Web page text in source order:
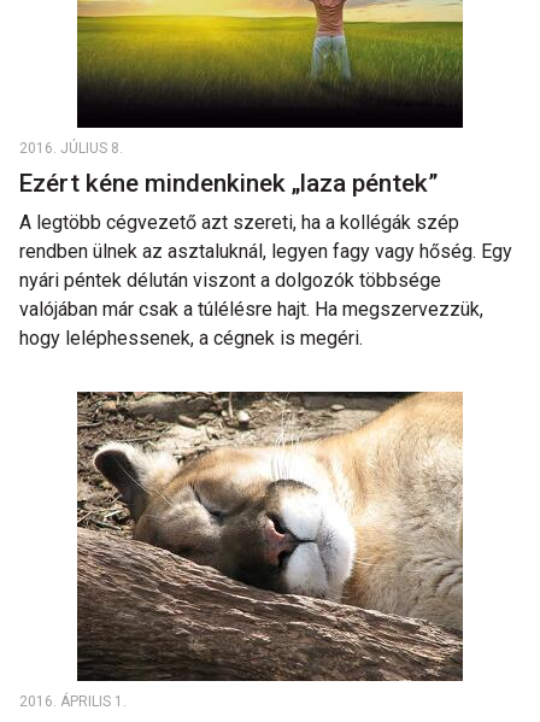
2016. JÚLIUS 8.
Ezért kéne mindenkinek „laza péntek”
A legtöbb cégvezető azt szereti, ha a kollégák szép
rendben ülnek az asztaluknál, legyen fagy vagy hőség. Egy
nyári péntek délután viszont a dolgozók többsége
valójában már csak a túlélésre hajt. Ha megszervezzük,
hogy leléphessenek, a cégnek is megéri.
2016. ÁPRILIS 1.